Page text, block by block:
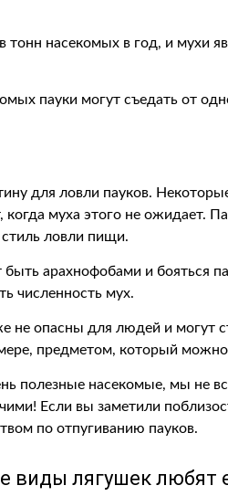
тонн насекомых в год, и мухи
пауки могут съедать от
для ловли пауков.
когда муха этого не ожидает.
ловли пищи.
быть арахнофобами и бояться
численность мух.
не опасны для людей и могут
предметом, который
полезные насекомые, мы не
Если вы заметили
по отпугиванию пауков.
виды лягушек любят